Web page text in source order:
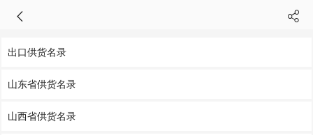
出口供货名录
山东省供货名录
山西省供货名录